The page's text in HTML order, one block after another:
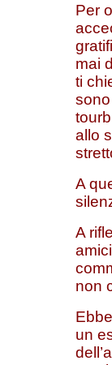
Per
mai
ti
allo
A
A
non
un